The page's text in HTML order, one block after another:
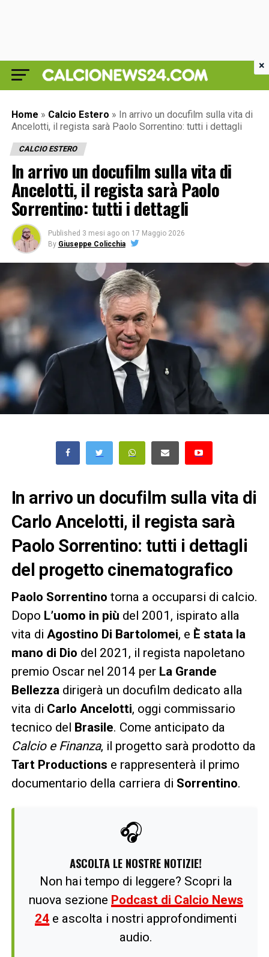
Home » Calcio Estero » In arrivo un docufilm sulla vita di
Ancelotti, il regista sarà Paolo Sorrentino: tutti i dettagli
CALCIO ESTERO
In arrivo un docufilm sulla vita di
Ancelotti, il regista sarà Paolo
Sorrentino: tutti i dettagli
Published 3 mesi ago on 17 Maggio 2026
By Giuseppe Colicchia
In arrivo un docufilm sulla vita di
Carlo Ancelotti, il regista sarà
Paolo Sorrentino: tutti i dettagli
del progetto cinematografico
Paolo Sorrentino torna a occuparsi di calcio.
Dopo L’uomo in più del 2001, ispirato alla
vita di Agostino Di Bartolomei, e È stata la
mano di Dio del 2021, il regista napoletano
premio Oscar nel 2014 per La Grande
Bellezza dirigerà un docufilm dedicato alla
vita di Carlo Ancelotti, oggi commissario
tecnico del Brasile. Come anticipato da
Calcio e Finanza, il progetto sarà prodotto da
Tart Productions e rappresenterà il primo
documentario della carriera di Sorrentino.
🎧
ASCOLTA LE NOSTRE NOTIZIE!
Non hai tempo di leggere? Scopri la
nuova sezione Podcast di Calcio News
24 e ascolta i nostri approfondimenti
audio.
×